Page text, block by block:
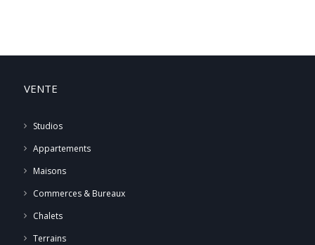
VENTE
Studios
Appartements
Maisons
Commerces & Bureaux
Chalets
Terrains